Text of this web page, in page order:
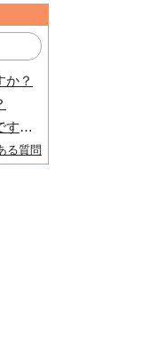
か？
代金の支払いはどのような方法ですか？
る質問